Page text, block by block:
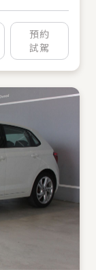
預約
試駕